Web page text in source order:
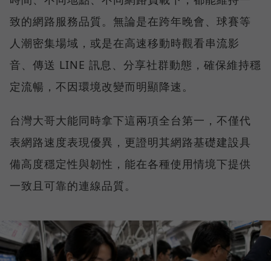
致的網路服務品質。無論是在跨年晚會、球賽等
人潮密集場域，或是在高速移動時觀看串流影
音、傳送 LINE 訊息、分享社群動態，確保維持穩
定流暢，不因環境改變而明顯降速。
台灣大哥大能同時拿下這兩項全台第一，不僅代
表網路速度表現優異，更證明其網路基礎建設具
備高度穩定性與韌性，能在各種使用情境下提供
一致且可靠的連線品質。